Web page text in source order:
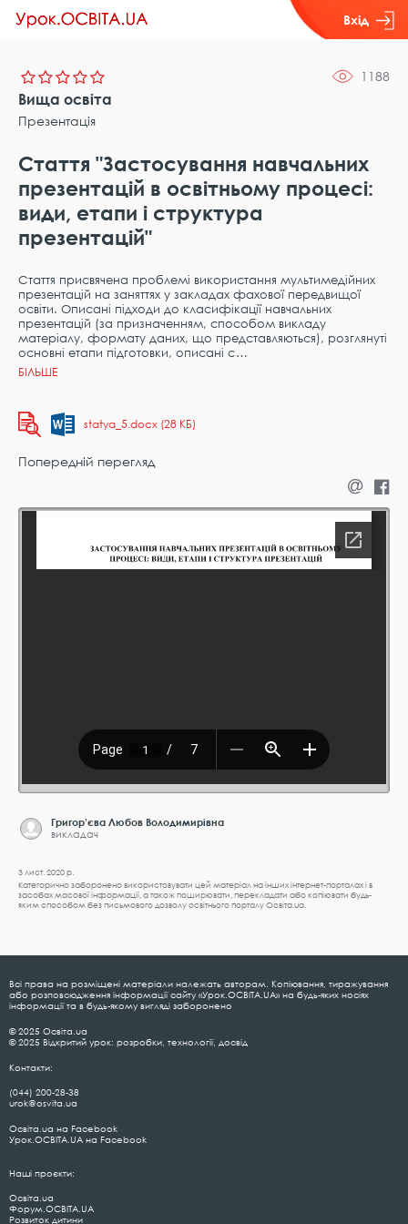
Вхід
1188
Вища освіта
Презентація
Стаття "Застосування навчальних
презентацій в освітньому процесі:
види, етапи і структура
презентацій"
Стаття присвячена проблемі використання мультимедійних
презентацій на заняттях у закладах фахової передвищої
освіти. Описані підходи до класифікації навчальних
презентацій (за призначенням, способом викладу
матеріалу, формату даних, що представляються), розглянуті
основні етапи підготовки, описані с
statya_5.docx (28 КБ)
Попередній перегляд
Григор’єва Любов Володимирівна
викладач
3 лист. 2020 р.
Категорично заборонено використовувати цей матеріал на інших інтернет-порталах і в
засобах масової інформації, а також поширювати, перекладати або копіювати будь-
яким способом без письмового дозволу освітнього порталу Освіта.ua.
Всі права на розміщені матеріали належать авторам. Копіювання, тиражування
або розповсюдження інформації сайту «Урок.ОСВІТА.UA» на будь-яких носіях
інформації та в будь-якому вигляді заборонено
© 2025 Освіта.ua
© 2025 Відкритий урок: розробки, технології, досвід
Контакти:
(044) 200-28-38
urok@osvita.ua
Освіта.ua на Facebook
Урок.ОСВІТА.UA на Facebook
Наші проєкти:
Освіта.ua
Форум.ОСВІТА.UA
Розвиток дитини